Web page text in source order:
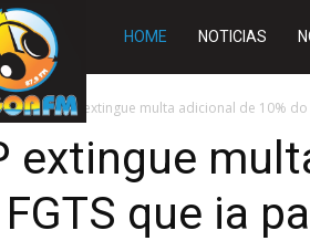
Rádio
Lagoa
FM
HOME NOTICIAS
MP extingue multa adicional de 10%
extingue
que ia